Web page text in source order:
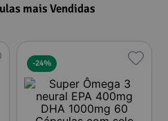
mais Vendidas
-24%